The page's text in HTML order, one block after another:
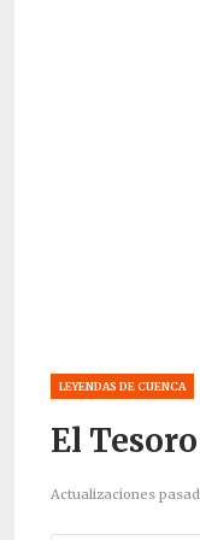
LEYENDAS DE CUENCA
El
Actualizaciones